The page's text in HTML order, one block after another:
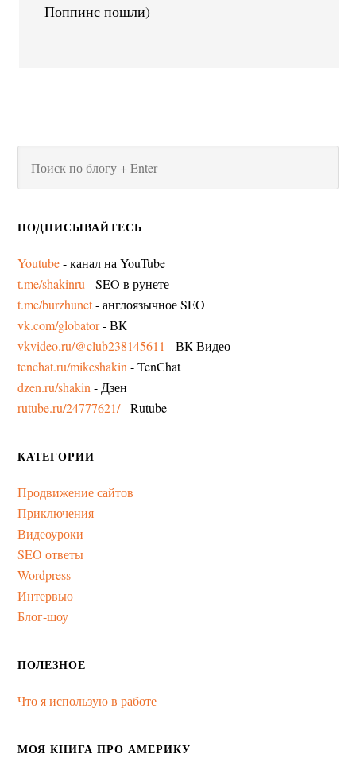
Поппинс пошли)
ПОДПИСЫВАЙТЕСЬ
Youtube- канал на YouTube
t.me/shakinru - SEO в рунете
t.me/burzhunet- англоязычное SEO
vk.com/globator- ВК
vkvideo.ru/@club238145611 - ВК Видео
tenchat.ru/mikeshakin - TenChat
dzen.ru/shakin - Дзен
rutube.ru/24777621/- Rutube
КАТЕГОРИИ
Продвижение сайтов
Приключения
Видеоуроки
SEO ответы
Wordpress
Интервью
Блог-шоу
ПОЛЕЗНОЕ
Что я использую в работе
МОЯ КНИГА ПРО АМЕРИКУ